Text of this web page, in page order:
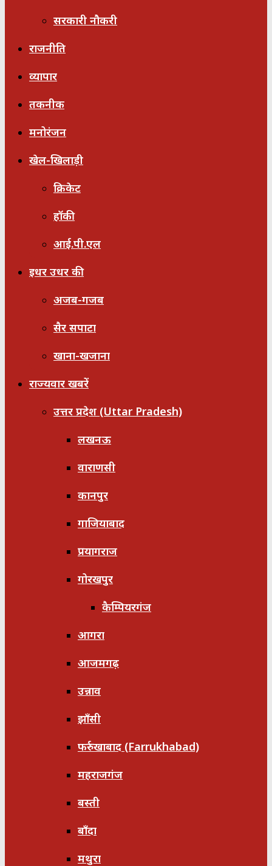
सरकारी नौकरी
राजनीति
व्यापार
तकनीक
मनोरंजन
खेल-खिलाड़ी
क्रिकेट
हॉकी
आई.पी.एल
इधर उधर की
अजब-गजब
सैर सपाटा
खाना-खजाना
राज्यवार खबरें
उत्तर प्रदेश (Uttar Pradesh)
लखनऊ
वाराणसी
कानपुर
गाजियाबाद
प्रयागराज
गोरखपुर
कैम्पियरगंज
आगरा
आजमगढ़
उन्नाव
झाँसी
फर्रुखाबाद (Farrukhabad)
महराजगंज
बस्ती
बाँदा
मथुरा